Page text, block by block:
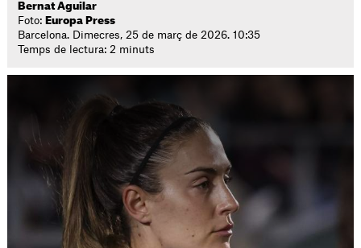
Bernat Aguilar
Foto: Europa Press
Barcelona. Dimecres, 25 de març de 2026. 10:35
Temps de lectura: 2 minuts